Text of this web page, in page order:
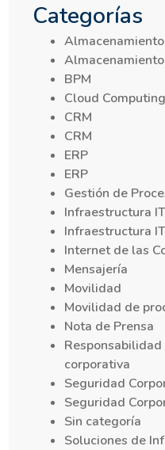
Categorías
BPM
Cloud Computing
CRM
CRM
ERP
ERP
Gestión de
Infraestructura IT
Infraestructura IT
Internet de las
Mensajería
Movilidad
Movilidad de
Nota de Prensa
corporativa
Seguridad
Seguridad
Sin categoría
Soluciones de